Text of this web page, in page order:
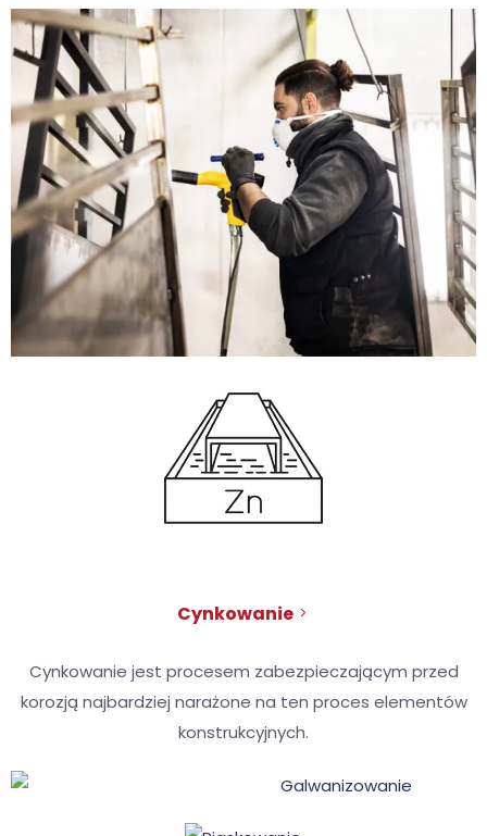
Cynkowanie
Cynkowanie jest procesem zabezpieczającym przed
korozją najbardziej narażone na ten proces elementów
konstrukcyjnych.